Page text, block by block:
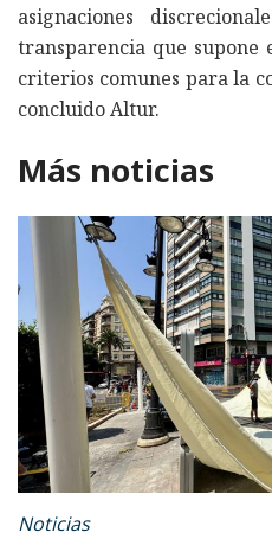
asignaciones
transparencia que supone
criterios comunes para la
concluido Altur.
Más noticias
Noticias